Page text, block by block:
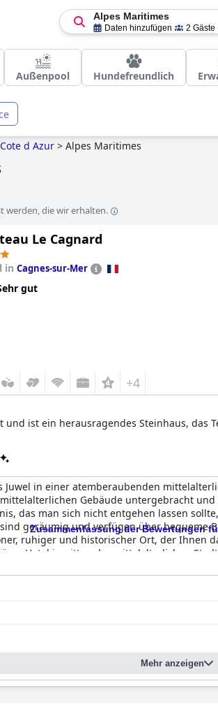
Alpes Maritimes
Daten hinzufügen 2 Gäste
Außenpool Hundefreundlich
d Azur > Alpes Maritimes
werden, die wir erhalten.
Le Cagnard
in Cagnes-sur-Mer
gut
+4
ist ein herausragendes Steinhaus, das
Juwel in einer atemberaubenden
Gebäude untergebracht
das man sich nicht entgehen lassen
geräumig und verfügen über bequeme
ruhiger und historischer Ort, der Ihnen
Hotel inmitten der mittelalterlichen
fantastisch, hilfsbereit und einladend,
Das Frühstück imChâteau Le Cagnard
Insgesamt ist das
Zusammenfassung der Bewertungen
Mehr anzeigen